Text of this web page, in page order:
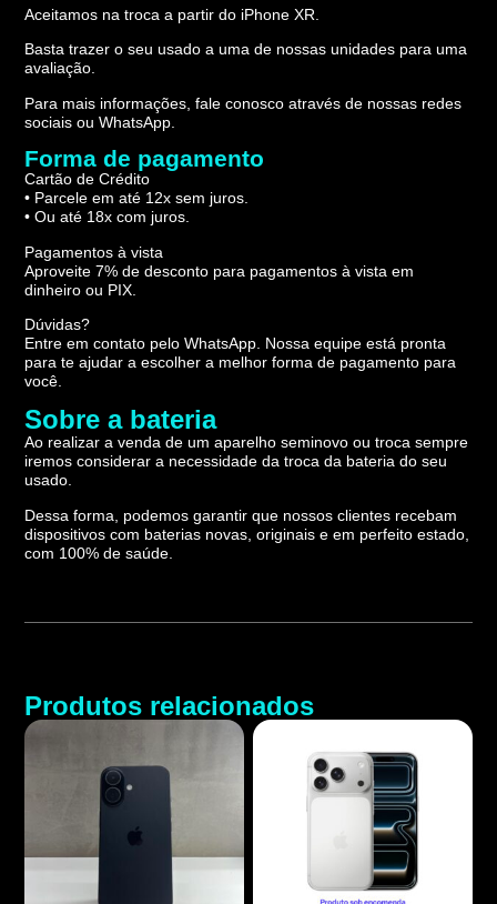
Aceitamos na troca a partir do iPhone XR.
Basta trazer o seu usado a uma de nossas unidades para uma
avaliação.
Para mais informações, fale conosco através de nossas redes
sociais ou WhatsApp.
Forma de pagamento
Cartão de Crédito
• Parcele em até 12x sem juros.
• Ou até 18x com juros.
Pagamentos à vista
Aproveite 7% de desconto para pagamentos à vista em
dinheiro ou PIX.
Dúvidas?
Entre em contato pelo WhatsApp. Nossa equipe está pronta
para te ajudar a escolher a melhor forma de pagamento para
você.
Sobre a bateria
Ao realizar a venda de um aparelho seminovo ou troca sempre
iremos considerar a necessidade da troca da bateria do seu
usado.
Dessa forma, podemos garantir que nossos clientes recebam
dispositivos com baterias novas, originais e em perfeito estado,
com 100% de saúde.
Produtos relacionados